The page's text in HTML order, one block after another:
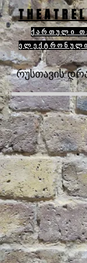
ქართული
რუსთავის